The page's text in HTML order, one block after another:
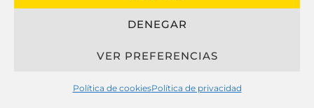
DENEGAR
VER PREFERENCIAS
Política de cookiesPolítica de privacidad
Al referirse sobre cocinas a medida, es
crucial considerar los materiales
encimeras, que juegan un papel